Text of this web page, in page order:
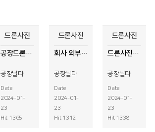
드론사진
공장드론사진촬영
공장날다
Date
2024-01-
23
Hit 1365
드론사진
회사 외부전경 드론사진촬영
공장날다
Date
2024-01-
23
Hit 1312
드론사진
드론사진촬영
공장날다
Date
2024-01-
23
Hit 1338